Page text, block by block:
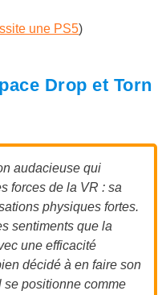
une PS5)
Drop et Torn
audacieuse qui
forces de la VR : sa
physiques fortes.
sentiments que la
une efficacité
décidé à en faire son
se positionne comme